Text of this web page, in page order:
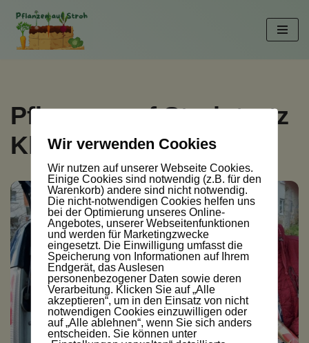
Zum
Pflanzen auf Stroh trotz
Klimawandel
Wir verwenden Cookies
Wir nutzen auf unserer Webseite Cookies.
Einige Cookies sind notwendig (z.B. für den
Warenkorb) andere sind nicht notwendig.
Die nicht-notwendigen Cookies helfen uns
bei der Optimierung unseres Online-
Angebotes, unserer Webseitenfunktionen
und werden für Marketingzwecke
eingesetzt. Die Einwilligung umfasst die
Speicherung von Informationen auf Ihrem
Endgerät, das Auslesen
personenbezogener Daten sowie deren
Verarbeitung. Klicken Sie auf „Alle
akzeptieren“, um in den Einsatz von nicht
notwendigen Cookies einzuwilligen oder
auf „Alle ablehnen“, wenn Sie sich anders
entscheiden. Sie können unter